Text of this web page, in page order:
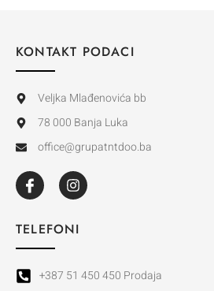
KONTAKT PODACI
Veljka Mlađenovića bb
78 000 Banja Luka
office@grupatntdoo.ba
TELEFONI
+387 51 450 450 Prodaja